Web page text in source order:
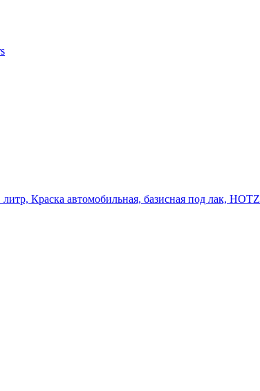
Краска автомобильная, базисная под лак, HOTZ